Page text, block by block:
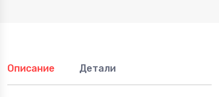
Описание Детали